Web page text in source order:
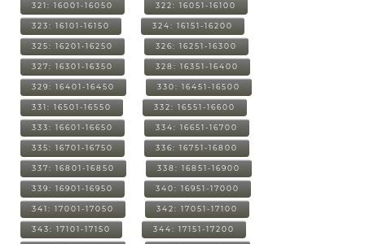
321: 16001-16050 322: 16051-16100
323: 16101-16150 324: 16151-16200
325: 16201-16250 326: 16251-16300
327: 16301-16350 328: 16351-16400
329: 16401-16450 330: 16451-16500
331: 16501-16550 332: 16551-16600
333: 16601-16650 334: 16651-16700
335: 16701-16750 336: 16751-16800
337: 16801-16850 338: 16851-16900
339: 16901-16950 340: 16951-17000
341: 17001-17050 342: 17051-17100
343: 17101-17150 344: 17151-17200